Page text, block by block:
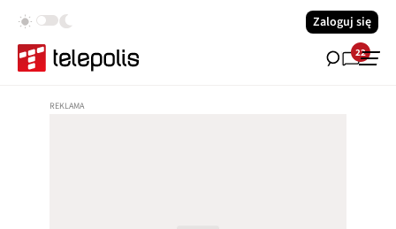
Zaloguj się
22